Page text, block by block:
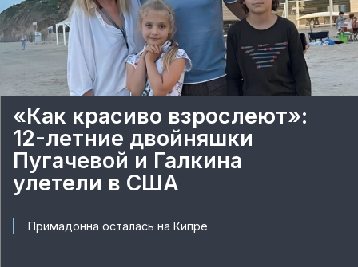
«Как красиво взрослеют»:
12-летние двойняшки
Пугачевой и Галкина
улетели в США
Примадонна осталась на Кипре